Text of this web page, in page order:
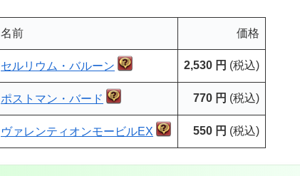
名前 価格
セルリウム・バルーン 2,530 円 (税込)
ポストマン・バード 770 円 (税込)
ヴァレンティオンモービルEX 550 円 (税込)